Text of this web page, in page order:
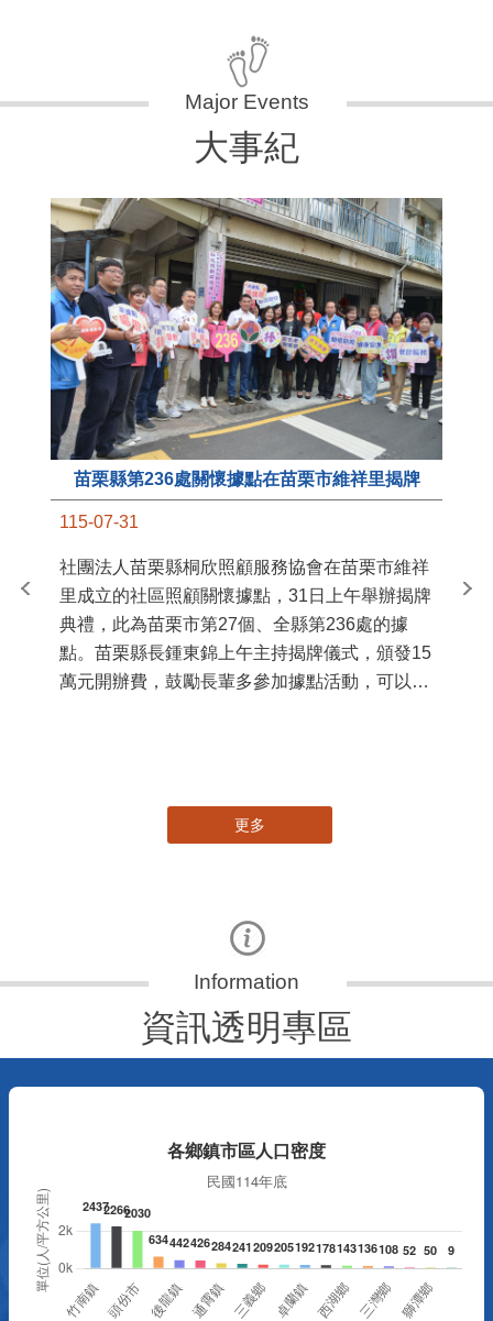
大事紀
苗栗縣第236處關懷據點在苗栗市維祥里揭牌
115-07-31
社團法人苗栗縣桐欣照顧服務協會在苗栗市維祥
里成立的社區照顧關懷據點，31日上午舉辦揭牌
典禮，此為苗栗市第27個、全縣第236處的據
點。苗栗縣長鍾東錦上午主持揭牌儀式，頒發15
萬元開辦費，鼓勵長輩多參加據點活動，可以更
苗
更多
資訊透明專區